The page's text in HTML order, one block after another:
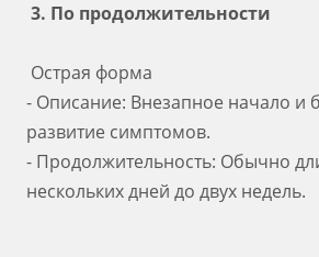
3. По продолжительности
Острая форма
- Описание: Внезапное начало и
развитие симптомов.
- Продолжительность: Обычно
нескольких дней до двух недель.